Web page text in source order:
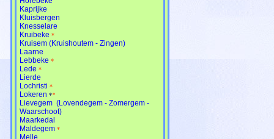
Kaprijke
Kluisbergen
Knesselare
Kruibeke *
Kruisem (Kruishoutem - Zingen)
Laarne
Lebbeke *
Lede *
Lierde
Lochristi *
Lokeren **
Lievegem (Lovendegem - Zomergem -
Waarschoot)
Maarkedal
Maldegem *
Melle